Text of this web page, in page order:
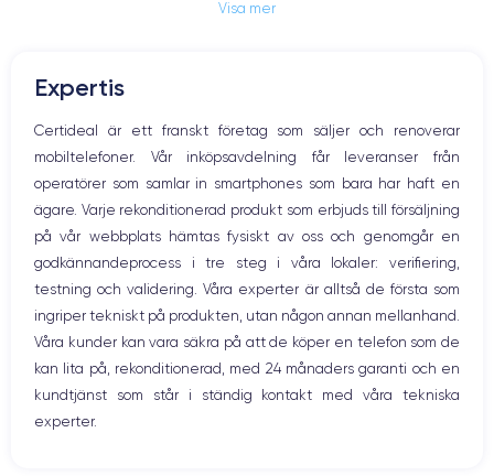
Apple A10 Fusion 4
Nom GPU
PowerVR GT7600 GPU
Fréq. processeur
2.23 GHz
12 MP 7 MP
Résolution vidéo
4K - 3840x2160px
Recharge rapide
Non
Batterie Dual SIM
Högtalare
Hem-knappen
Bluetooth
WiFi
Nätverk
Vibration
Prise USB
Visa mer
Expertis
Certideal är ett franskt företag som säljer och renoverar
mobiltelefoner. Vår inköpsavdelning får leveranser från
operatörer som samlar in smartphones som bara har haft en
ägare. Varje rekonditionerad produkt som erbjuds till försäljning
på vår webbplats hämtas fysiskt av oss och genomgår en
godkännandeprocess i tre steg i våra lokaler: verifiering,
testning och validering. Våra experter är alltså de första som
ingriper tekniskt på produkten, utan någon annan mellanhand.
Våra kunder kan vara säkra på att de köper en telefon som de
kan lita på, rekonditionerad, med 24 månaders garanti och en
kundtjänst som står i ständig kontakt med våra tekniska
experter.